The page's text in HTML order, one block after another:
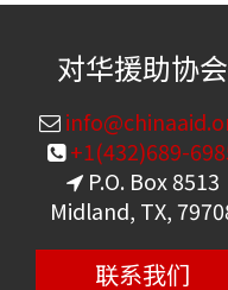
对华援助协会
+1(432)689-
P.O. Box 8513
Midland, TX,
联系我们